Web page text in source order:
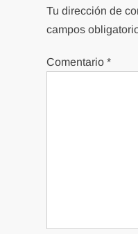
Tu dirección de
campos
Comentario*